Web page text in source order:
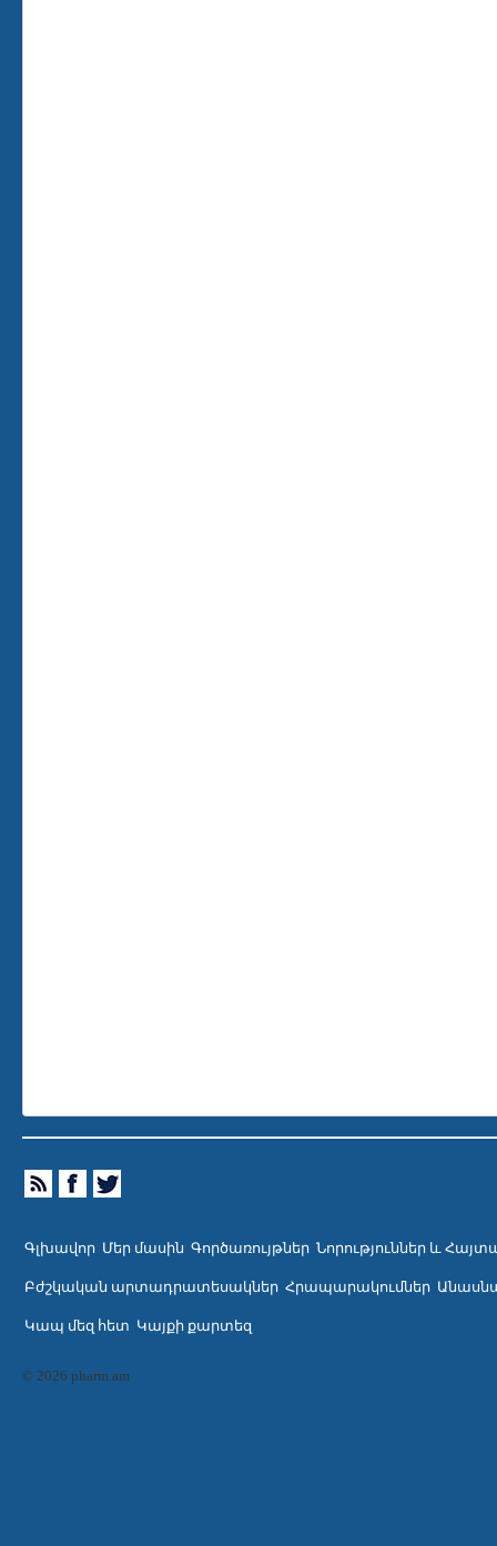
Գլխավոր Մեր մասին Գործառույթներ Նորություններ և
Բժշկական արտադրատեսակներ Հրապարակումներ
Կապ մեզ հետ Կայքի քարտեզ
© 2026 pharm.am